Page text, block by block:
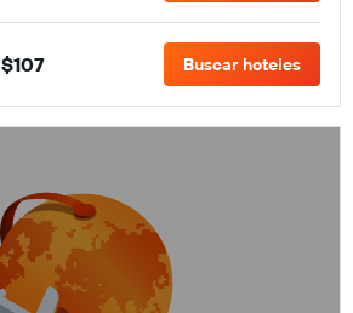
$107 Buscar hoteles